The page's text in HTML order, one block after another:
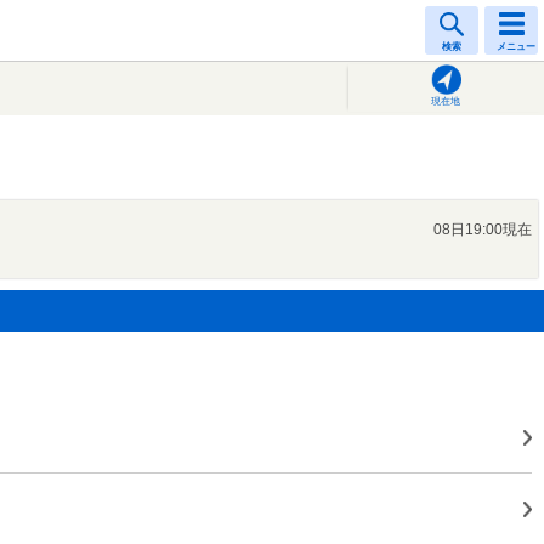
検索 メニュー
現在地
08日19:00現在